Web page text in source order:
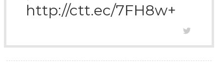
http://ctt.ec/7FH8w+